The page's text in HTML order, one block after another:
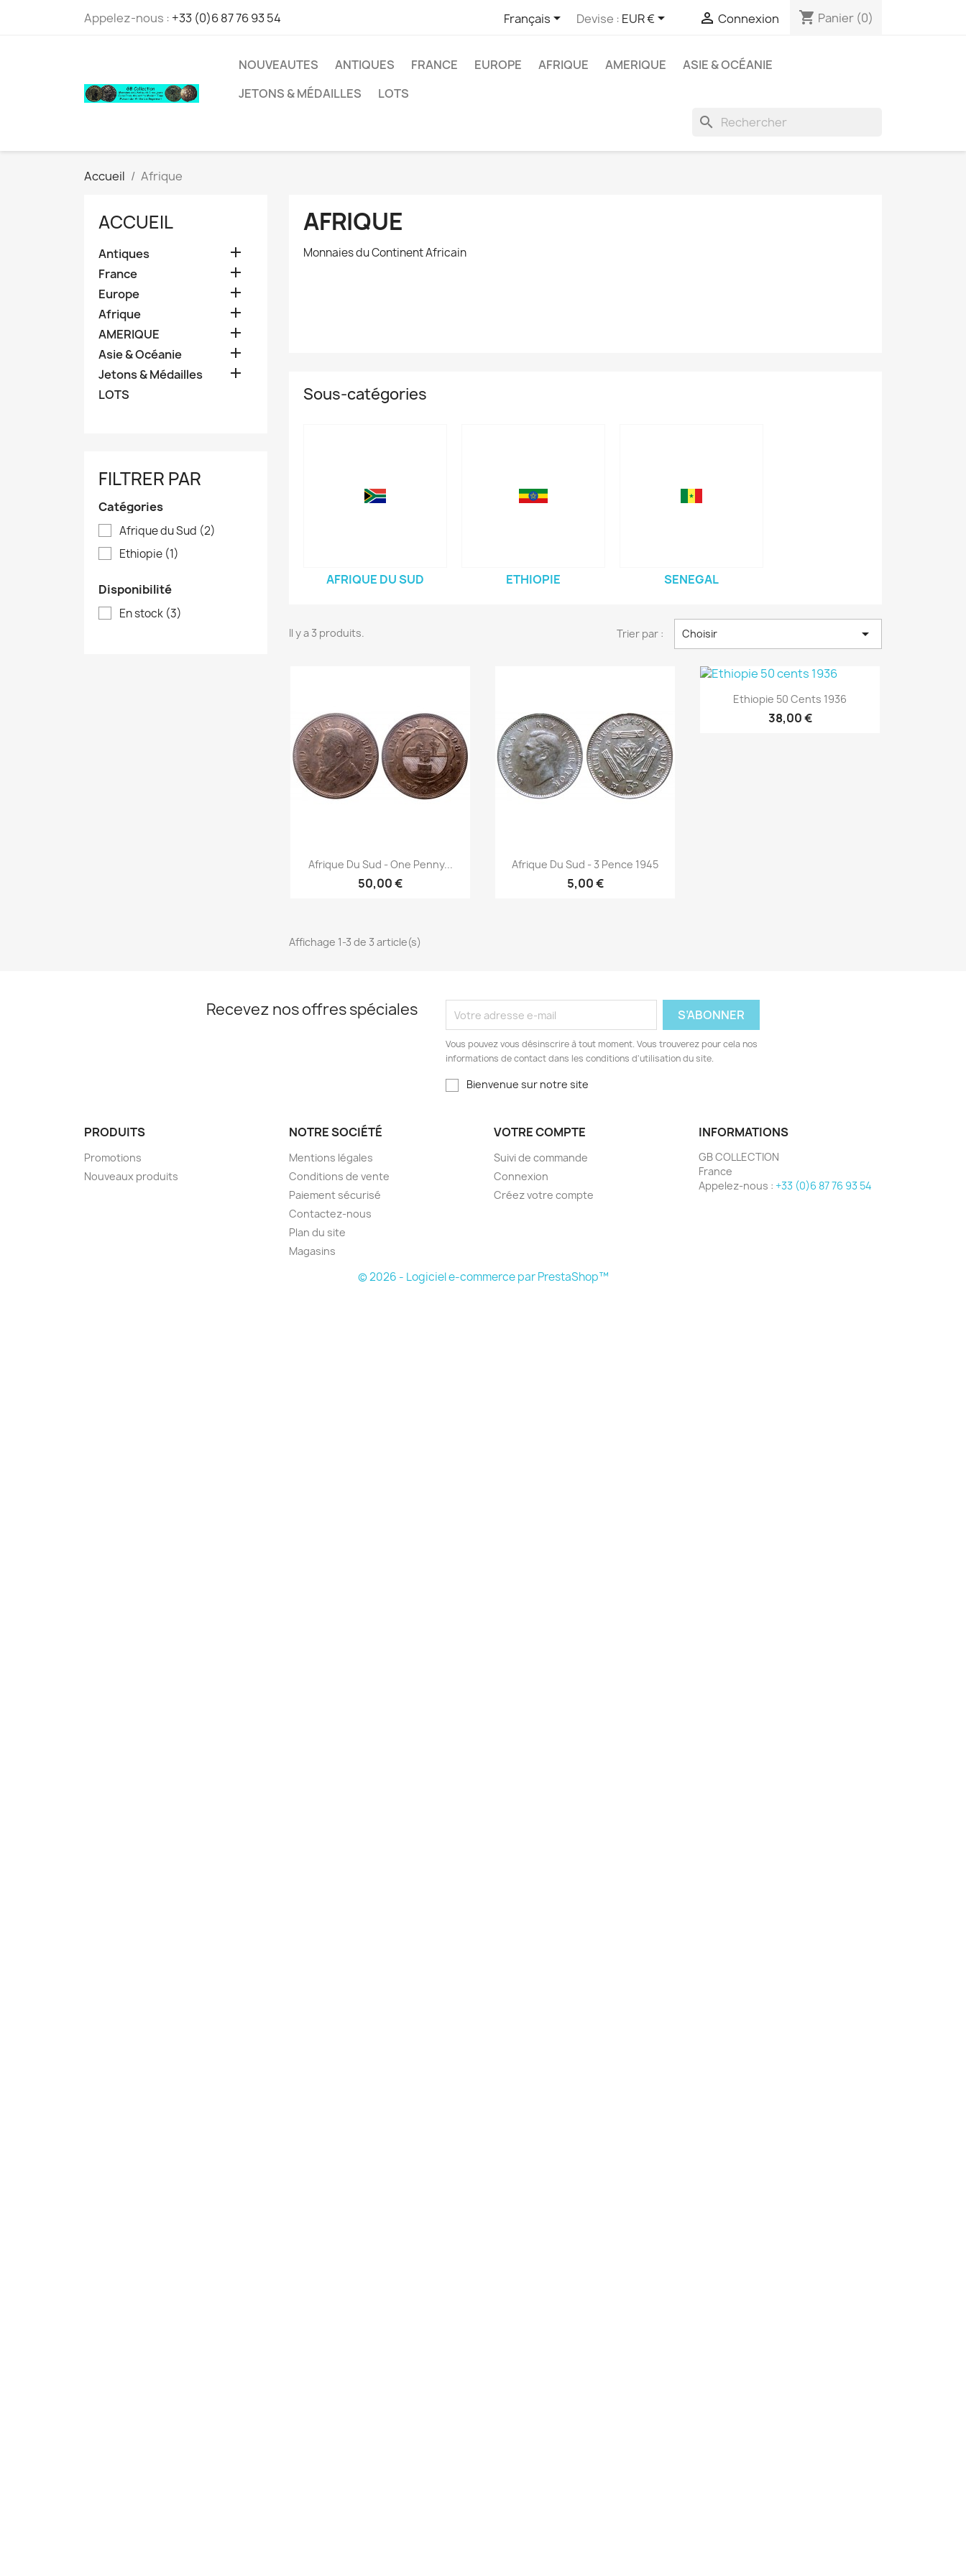
Appelez-nous : +33 (0)6 87 76 93 54 Français Devise : EUR €  Connexion shopping_cart Panier (0)
NOUVEAUTES ANTIQUES FRANCE EUROPE AFRIQUE AMERIQUE
ASIE & OCÉANIE
JETONS & MÉDAILLES
LOTS
search
Accueil Afrique
ACCUEIL
Antiques 
France 
Europe 
Afrique 
AMERIQUE 
Asie & Océanie 
Jetons & Médailles 
LOTS
FILTRER PAR
Catégories
Afrique du Sud (2)
Ethiopie (1)
Disponibilité
En stock (3)
AFRIQUE
Monnaies du Continent Africain
Sous-catégories
AFRIQUE DU SUD ETHIOPIE SENEGAL
Il y a 3 produits. Trier par : Choisir 
Aperçu rapide
Afrique Du Sud - One Penny...
50,00 €
Aperçu rapide
Afrique Du Sud - 3 Pence 1945
5,00 €
Aperçu rapide
Ethiopie 50 Cents 1936
38,00 €
Affichage 1-3 de 3 article(s)
Recevez nos offres spéciales
Vous pouvez vous désinscrire à tout moment. Vous trouverez pour cela nos
informations de contact dans les conditions d'utilisation du site.
Bienvenue sur notre site
PRODUITS
Promotions
Nouveaux produits
NOTRE SOCIÉTÉ
Mentions légales
Conditions de vente
Paiement sécurisé
Contactez-nous
Plan du site
Magasins
VOTRE COMPTE
Suivi de commande
Connexion
Créez votre compte
INFORMATIONS
GB COLLECTION
France
Appelez-nous : +33 (0)6 87 76 93 54
© 2026 - Logiciel e-commerce par PrestaShop™